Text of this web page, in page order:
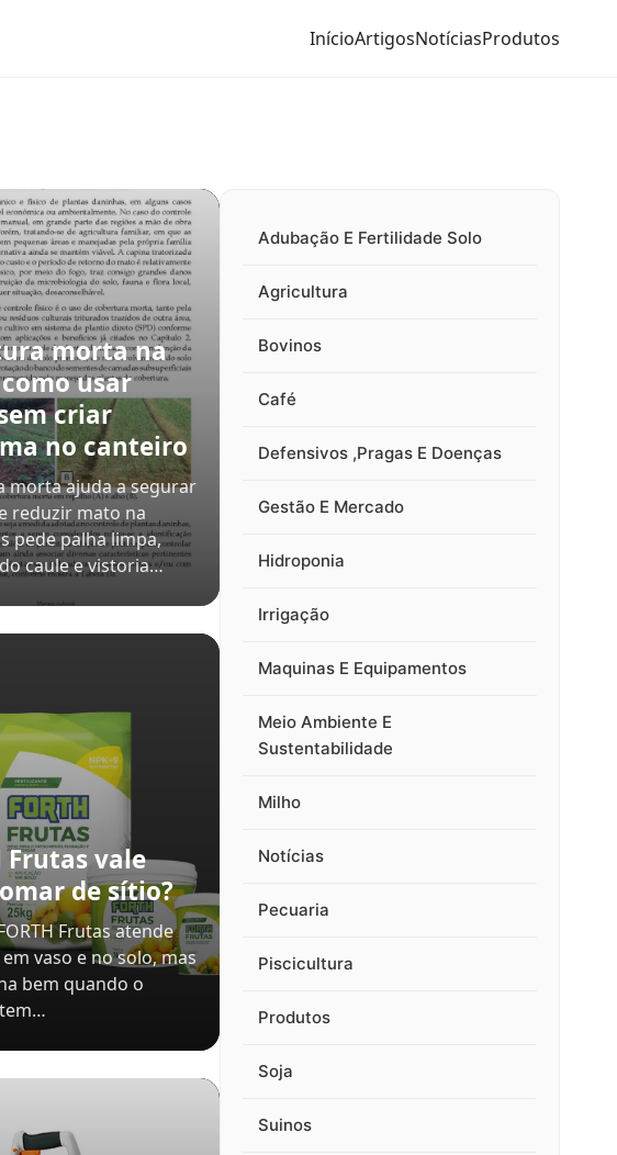
InícioArtigosNotíciasProdutos
morta na
usar
criar
no canteiro
morta ajuda a segurar
reduzir mato na
pede palha limpa,
caule e vistoria…
Frutas vale
de sítio?
Frutas atende
vaso e no solo, mas
bem quando o
Adubação E Fertilidade Solo
Agricultura
Bovinos
Café
Defensivos ,Pragas E Doenças
Gestão E Mercado
Hidroponia
Irrigação
Maquinas E Equipamentos
Meio Ambiente E
Sustentabilidade
Milho
Notícias
Pecuaria
Piscicultura
Produtos
Soja
Suinos